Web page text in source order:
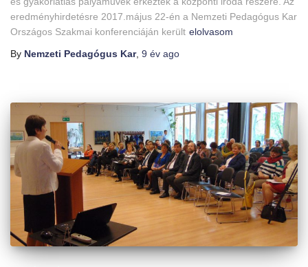
eredményhirdetésre 2017.május 22-én a Nemzeti Pedagógus Kar
Országos Szakmai konferenciáján került elolvasom
By Nemzeti Pedagógus Kar, 9 év ago